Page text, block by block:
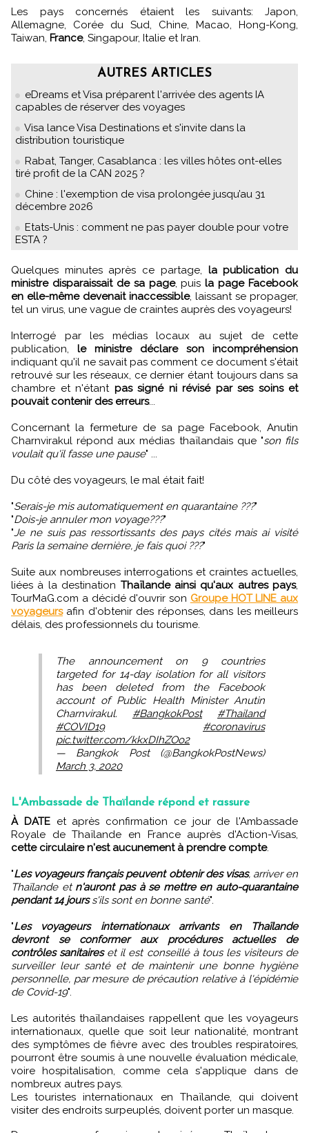
Les pays concernés étaient les suivants: Japon,
Allemagne, Corée du Sud, Chine, Macao, Hong-Kong,
Taiwan, France, Singapour, Italie et Iran.
AUTRES ARTICLES
eDreams et Visa préparent l'arrivée des agents IA
capables de réserver des voyages
Visa lance Visa Destinations et s'invite dans la
distribution touristique
Rabat, Tanger, Casablanca : les villes hôtes ont-elles
tiré profit de la CAN 2025 ?
Chine : l'exemption de visa prolongée jusqu’au 31
décembre 2026
Etats-Unis : comment ne pas payer double pour votre
ESTA ?
Quelques minutes après ce partage, la publication du
ministre disparaissait de sa page, puisla page Facebook
en elle-même devenait inaccessible, laissant se propager,
tel un virus, une vague de craintes auprès des voyageurs!
Interrogé par les médias locaux au sujet de cette
publication, le ministre déclare son incompréhension
indiquant qu'il ne savait pas comment ce document s'était
retrouvé sur les réseaux, ce dernier étant toujours dans sa
chambre et n'étant pas signé ni révisé par ses soins et
pouvait contenir des erreurs...
Concernant la fermeture de sa page Facebook, Anutin
Charnvirakul répond aux médias thaïlandais que "son fils
voulait qu'il fasse une pause" ...
Du côté des voyageurs, le mal était fait!
"Serais-je mis automatiquement en quarantaine ???"
"Dois-je annuler mon voyage???"
"Je ne suis pas ressortissants des pays cités mais ai visité
Paris la semaine dernière, je fais quoi ???"
Suite aux nombreuses interrogations et craintes actuelles,
liées à la destination Thaïlande ainsi qu'aux autres pays,
TourMaG.com a décidé d'ouvrir son Groupe HOT LINE aux
voyageursafin d'obtenir des réponses, dans les meilleurs
délais, des professionnels du tourisme.
The announcement on 9 countries
targeted for 14-day isolation for all visitors
has been deleted from the Facebook
account of Public Health Minister Anutin
Charnvirakul. #BangkokPost
#Thailand
#COVID19
#coronavirus
pic.twitter.com/kkxDIhZOo2
— Bangkok Post (@BangkokPostNews)
March 3, 2020
L'Ambassade de Thaïlande répond et rassure
À DATEet après confirmation ce jour de l'Ambassade
Royale de Thaïlande en France auprès d'Action-Visas,
cette circulaire n'est aucunement à prendre compte.
"Les voyageurs français peuvent obtenir des visas, arriver en
Thaïlande et n'auront pas à se mettre en auto-quarantaine
pendant 14 jourss'ils sont en bonne santé".
"Les voyageurs internationaux arrivants en Thaïlande
devront se conformer aux procédures actuelles de
contrôles sanitaireset il est conseillé à tous les visiteurs de
surveiller leur santé et de maintenir une bonne hygiène
personnelle, par mesure de précaution relative à l'épidémie
de Covid-19".
Les autorités thaïlandaises rappellent que les voyageurs
internationaux, quelle que soit leur nationalité, montrant
des symptômes de fièvre avec des troubles respiratoires,
pourront être soumis à une nouvelle évaluation médicale,
voire hospitalisation, comme cela s'applique dans de
nombreux autres pays.
Les touristes internationaux en Thaïlande, qui doivent
visiter des endroits surpeuplés, doivent porter un masque.